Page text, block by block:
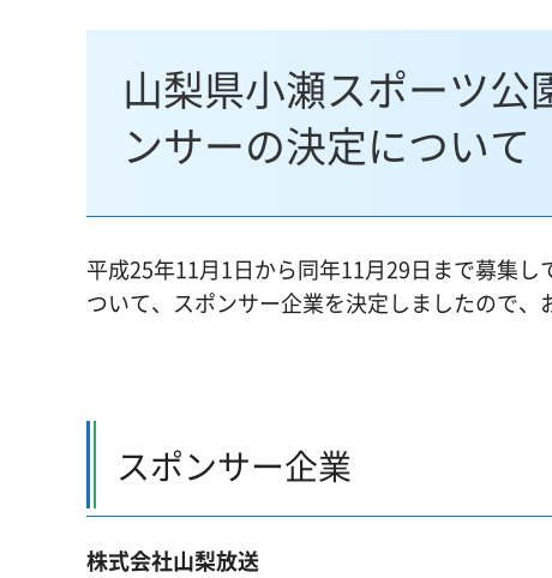
山梨県小瀬スポーツ
ンサーの決定について
平成25年11月1日から同年11月29日まで募集
ついて、スポンサー企業を決定しましたので、
スポンサー企業
株式会社山梨放送